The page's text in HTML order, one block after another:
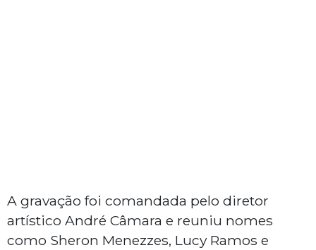
A gravação foi comandada pelo diretor
artístico André Câmara e reuniu nomes
como Sheron Menezzes, Lucy Ramos e